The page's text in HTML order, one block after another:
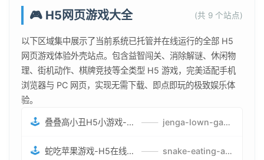
🎮 H5网页游戏大全 (共 9 个站点)
以下区域集中展示了当前系统已托管并在线运行的全部 H5
网页游戏体验外壳站点。包含益智闯关、消除解谜、休闲物
理、街机动作、棋牌竞技等全类型 H5 游戏，完美适配手机
浏览器与 PC 网页，实现无需下载、即点即玩的极致娱乐体
验。
🕹️ 叠叠高小丑H5小游戏-刺激游戏叠叠高小丑竞技赛-网页在线叠叠高小丑闯关游戏 —— jenga-lown-game.smartwatchmanufacturer.cn
🕹️ 蛇吃苹果游戏-H5在线蛇吃苹果网页游戏-有趣休闲游戏 —— snake-eating-apple-game.smartwatchmanufacturer.cn